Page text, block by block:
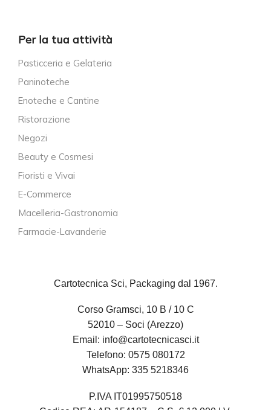
Per la tua attività
Pasticceria e Gelateria
Paninoteche
Enoteche e Cantine
Ristorazione
Negozi
Beauty e Cosmesi
Fioristi e Vivai
E-Commerce
Macelleria-Gastronomia
Farmacie-Lavanderie
Cartotecnica Sci, Packaging dal 1967.
Corso Gramsci, 10 B / 10 C
52010 – Soci (Arezzo)
Email: info@cartotecnicasci.it
Telefono: 0575 080172
WhatsApp: 335 5218346
P.IVA IT01995750518